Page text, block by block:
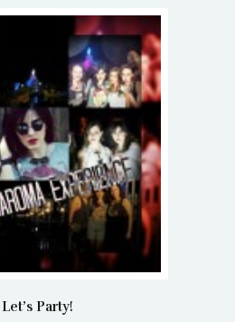
Party!